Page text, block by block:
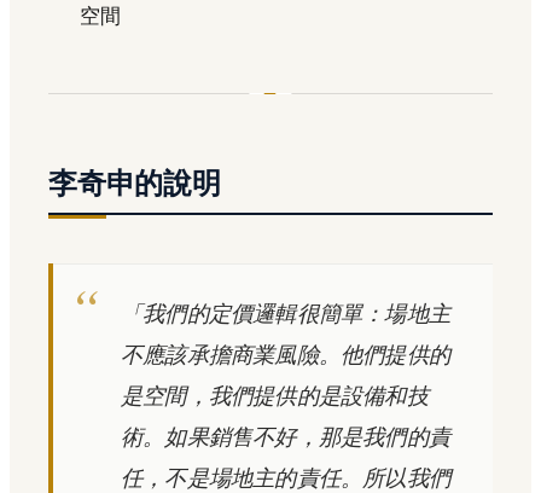
空間
李奇申的說明
「我們的定價邏輯很簡單：場地主
不應該承擔商業風險。他們提供的
是空間，我們提供的是設備和技
術。如果銷售不好，那是我們的責
任，不是場地主的責任。所以我們